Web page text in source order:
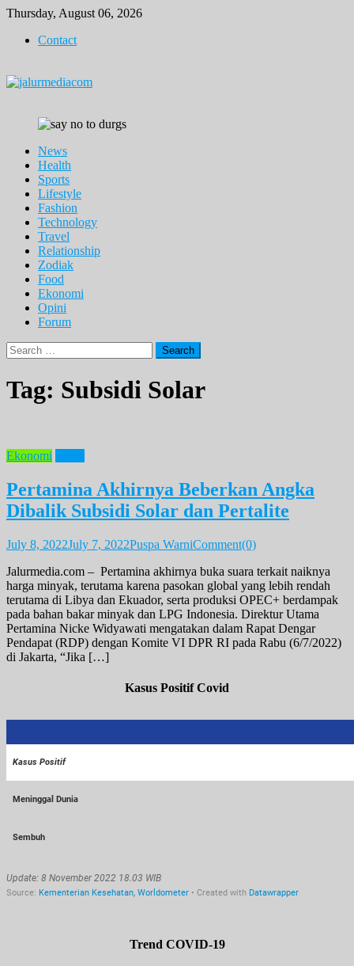
Skip
content
Thursday, August 06, 2026
Contact
News
Health
Sports
Lifestyle
Fashion
Technology
Travel
Relationship
Zodiak
Food
Ekonomi
Opini
Forum
Search
for:
Tag: Subsidi Solar
Ekonomi
Pertamina Akhirnya Beberkan Angka
Dibalik Subsidi Solar dan Pertalite
July 8, 2022July 7, 2022Puspa WarniComment(0)
Jalurmedia.com – Pertamina akhirnya buka suara terkait naiknya
harga minyak, terutama karena pasokan global yang lebih rendah
terutama di Libya dan Ekuador, serta produksi OPEC+ berdampak
pada bahan bakar minyak dan LPG Indonesia. Direktur Utama
Pertamina Nicke Widyawati mengatakan dalam Rapat Dengar
Pendapat (RDP) dengan Komite VI DPR RI pada Rabu (6/7/2022)
di Jakarta, “Jika […]
Kasus Positif Covid
Trend COVID-19